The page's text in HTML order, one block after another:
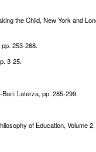
the Child, New York and
253-268.
3-25.
Laterza, pp. 285-299.
of Education, Volume 2,